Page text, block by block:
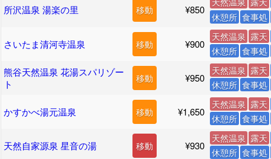
所沢温泉 湯楽の里 移動 ¥850
休憩所 食事処
さいたま清河寺温泉 移動 ¥900
天然温泉 露天
休憩所 食事処
熊谷天然温泉 花湯スパリゾー
ト
移動 ¥950
天然温泉 露天
休憩所 食事処
かすかべ湯元温泉 移動 ¥1,650
天然温泉 露天
休憩所 食事処
天然自家源泉 星音の湯 移動 ¥930
天然温泉 露天
休憩所 食事処